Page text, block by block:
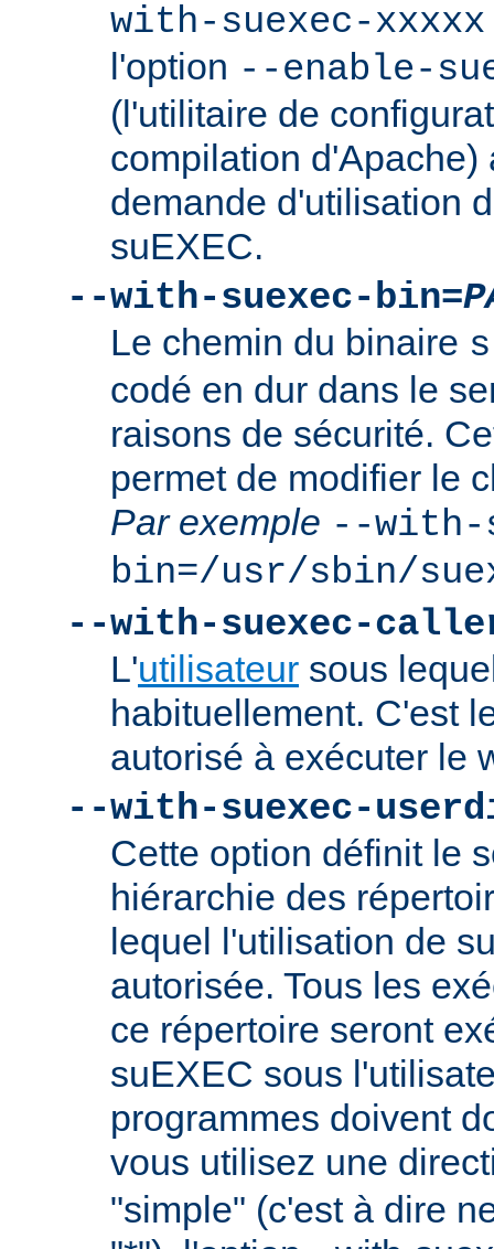
with-suexec-xxxxx
l'option --enable-
(l'utilitaire de
compilation d'Apache)
demande d'utilisation
suEXEC.
--with-suexec-bin=
Le chemin du binaire
codé en dur dans le
raisons de sécurité.
permet de modifier le
Par exemple --with-
bin=/usr/sbin/
--with-suexec-
L'utilisateur sous
habituellement. C'est
autorisé à exécuter le
--with-suexec-
Cette option définit le
hiérarchie des
lequel l'utilisation de
autorisée. Tous les
ce répertoire seront
suEXEC sous
programmes doivent
vous utilisez une
"simple" (c'est à dire